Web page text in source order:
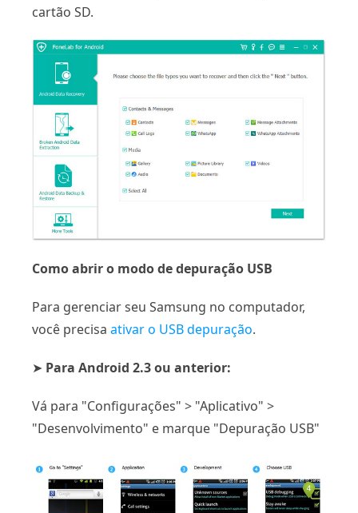
cartão SD.
Como abrir o modo de depuração USB
Para gerenciar seu Samsung no computador,
você precisa ativar o USB depuração.
➤ Para Android 2.3 ou anterior:
Vá para "Configurações" > "Aplicativo" >
"Desenvolvimento" e marque "Depuração USB"